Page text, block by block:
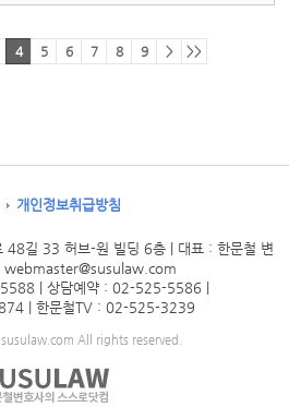
4 5 6 7 8 9 > >>
개인정보취급방침
48길 33 허브-원 빌딩 6층 | 대표 : 한문철 변
: webmaster@susulaw.com
| 상담예약 : 02-525-5586
| 한문철TV : 02-525-3239
All rights reserved.